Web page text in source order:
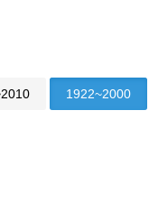
1922~2000